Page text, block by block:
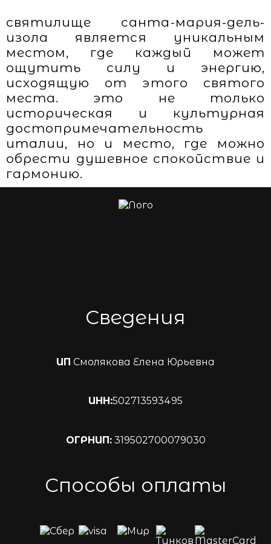
святилище санта-мария-дель-
изола является уникальным
местом, где каждый может
ощутить силу и энергию,
исходящую от этого святого
места. это не только
историческая и культурная
достопримечательность
италии, но и место, где можно
обрести душевное спокойствие и
гармонию.
Сведения
ИП Смолякова Елена Юрьевна
ИНН:502713593495
ОГРНИП:319502700079030
Способы оплаты